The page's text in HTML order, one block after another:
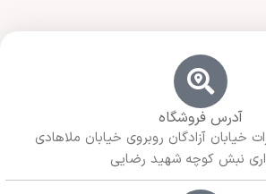
آدرس فروشگاه
خیابان آزادگان روبروی خیابان ملاهادی
نبش کوچه شهید رضایی